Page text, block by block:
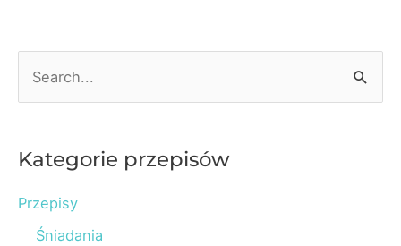
r
h
Kategorie przepisów
Przepisy
Śniadania